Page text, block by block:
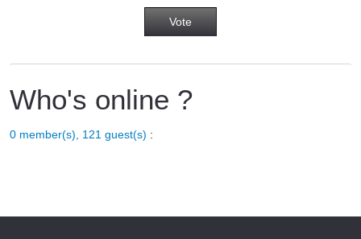
Who's online ?
0 member(s), 121 guest(s) :